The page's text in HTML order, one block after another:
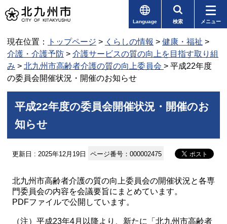
Language 検索 メニュー
現在位置： トップページ > くらしの情報 > 健康・福祉 >
介護・介護予防 > 介護サービスの質の向上を目指す取り組
み > 北九州市高齢者介護の質の向上委員会 > 平成22年度
の委員会開催状況・開催のお知らせ
平成22年度の委員会開催状況・開催のお
知らせ
更新日 : 2025年12月19日 ページ番号：000002475
北九州市高齢者介護の質の向上委員会の開催状況と各専
門委員会の内容を会議要旨にまとめています。
PDFファイルで公開しています。
（注）平成23年4月以降より、新たに「北九州市高齢者